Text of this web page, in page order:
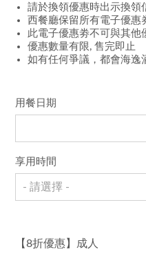
請於換領優惠時出示換領
西餐廳保留所有電子優惠
此電子優惠劵不可與其他
優惠數量有限, 售完即止
如有任何爭議，都會海逸
用餐日期
享用時間
- 請選擇 -
【8折優惠】成人